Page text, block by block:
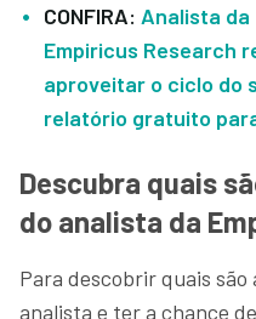
CONFIRA: Analista da
Empiricus Research
aproveitar o ciclo do
relatório gratuito
Descubra quais
do analista da
Para descobrir quais são
analista e ter a chance